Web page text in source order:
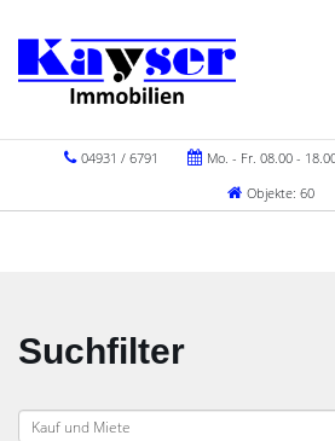
04931 / 6791 Mo. - Fr. 08.00 -
Objekte: 60
Suchfilter